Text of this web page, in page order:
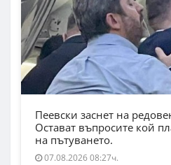
Пеевски заснет на
Остават въпросите кой
на пътуването.
07.08.2026 08:27ч.